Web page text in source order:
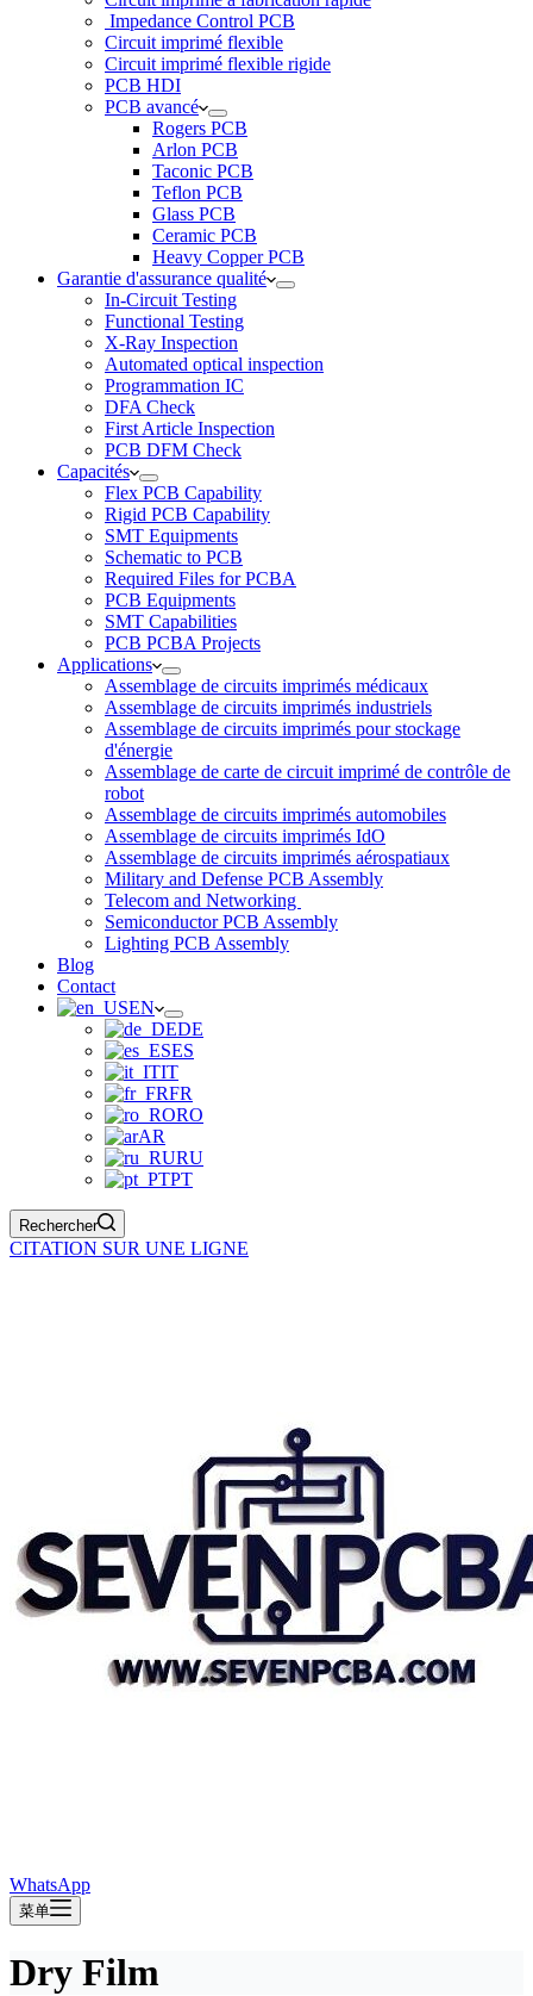
Impedance Control PCB
Circuit imprimé flexible
Circuit imprimé flexible rigide
PCB HDI
PCB avancé
Rogers PCB
Arlon PCB
Taconic PCB
Teflon PCB
Glass PCB
Ceramic PCB
Heavy Copper PCB
Garantie d'assurance qualité
In-Circuit Testing
Functional Testing
X-Ray Inspection
Automated optical inspection
Programmation IC
DFA Check
First Article Inspection
PCB DFM Check
Capacités
Flex PCB Capability
Rigid PCB Capability
SMT Equipments
Schematic to PCB
Required Files for PCBA
PCB Equipments
SMT Capabilities
PCB PCBA Projects
Applications
Assemblage de circuits imprimés médicaux
Assemblage de circuits imprimés industriels
Assemblage de circuits imprimés pour stockage
d'énergie
Assemblage de carte de circuit imprimé de contrôle de
robot
Assemblage de circuits imprimés automobiles
Assemblage de circuits imprimés IdO
Assemblage de circuits imprimés aérospatiaux
Military and Defense PCB Assembly
Telecom and Networking
Semiconductor PCB Assembly
Lighting PCB Assembly
Blog
Contact
EN
DE
ES
IT
FR
RO
AR
RU
PT
Rechercher
CITATION SUR UNE LIGNE
WhatsApp
菜单
Dry Film